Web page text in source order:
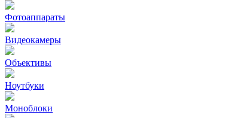
Фотоаппараты
Видеокамеры
Объективы
Ноутбуки
Моноблоки